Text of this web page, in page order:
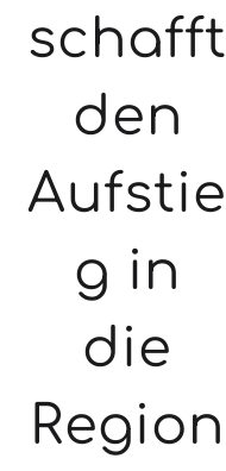
schafft
den
Aufstie
g in
die
Region